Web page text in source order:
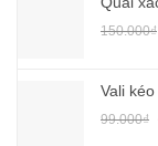
150.000₫
Vali
99.000₫